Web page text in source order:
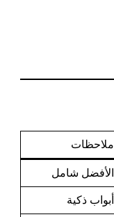
ملاحظات
الأفضل شامل
أبواب ذكية